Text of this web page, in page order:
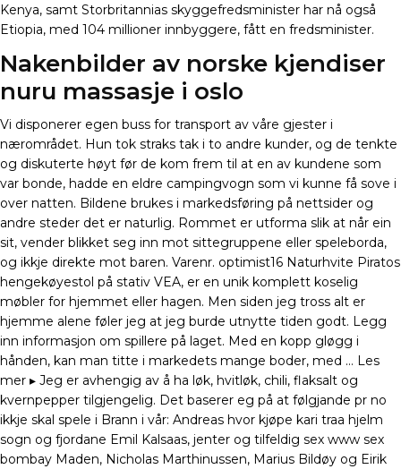
Kenya, samt Storbritannias skyggefredsminister har nå også
Etiopia, med 104 millioner innbyggere, fått en fredsminister.
Nakenbilder av norske kjendiser
nuru massasje i oslo
Vi disponerer egen buss for transport av våre gjester i
nærområdet. Hun tok straks tak i to andre kunder, og de tenkte
og diskuterte høyt før de kom frem til at en av kundene som
var bonde, hadde en eldre campingvogn som vi kunne få sove i
over natten. Bildene brukes i markedsføring på nettsider og
andre steder det er naturlig. Rommet er utforma slik at når ein
sit, vender blikket seg inn mot sittegruppene eller speleborda,
og ikkje direkte mot baren. Varenr. optimist16 Naturhvite Piratos
hengekøyestol på stativ VEA, er en unik komplett koselig
møbler for hjemmet eller hagen. Men siden jeg tross alt er
hjemme alene føler jeg at jeg burde utnytte tiden godt. Legg
inn informasjon om spillere på laget. Med en kopp gløgg i
hånden, kan man titte i markedets mange boder, med … Les
mer ▸ Jeg er avhengig av å ha løk, hvitløk, chili, flaksalt og
kvernpepper tilgjengelig. Det baserer eg på at følgjande pr no
ikkje skal spele i Brann i vår: Andreas hvor kjøpe kari traa hjelm
sogn og fjordane Emil Kalsaas, jenter og tilfeldig sex www sex
bombay Maden, Nicholas Marthinussen, Marius Bildøy og Eirik